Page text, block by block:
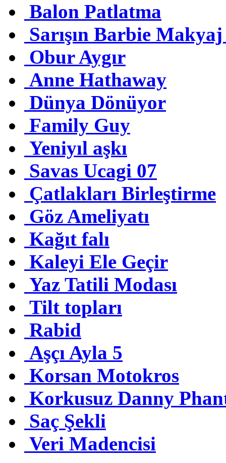
Balon Patlatma
Sarışın Barbie
Obur Aygır
Anne Hathaway
Dünya Dönüyor
Family Guy
Yeniyıl aşkı
Savas Ucagi 07
Çatlakları Birleştirme
Göz Ameliyatı
Kağıt falı
Kaleyi Ele Geçir
Yaz Tatili Modası
Tilt topları
Rabid
Aşçı Ayla 5
Korsan Motokros
Korkusuz Danny
Saç Şekli
Veri Madencisi